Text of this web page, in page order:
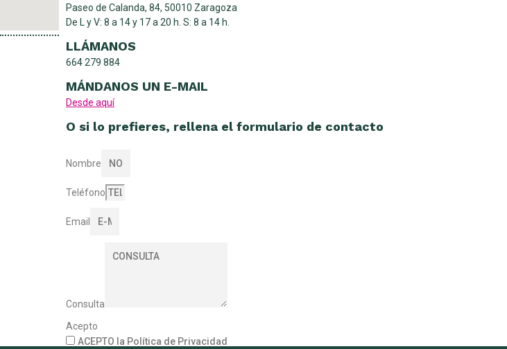
Paseo de Calanda, 84, 50010 Zaragoza
De L y V: 8 a 14 y 17 a 20 h. S: 8 a 14 h.
LLÁMANOS
664 279 884
MÁNDANOS UN E-MAIL
Desde aquí
O si lo prefieres, rellena el formulario de contacto
Nombre
Teléfono
Email
Consulta
Acepto
ACEPTO la Política de Privacidad